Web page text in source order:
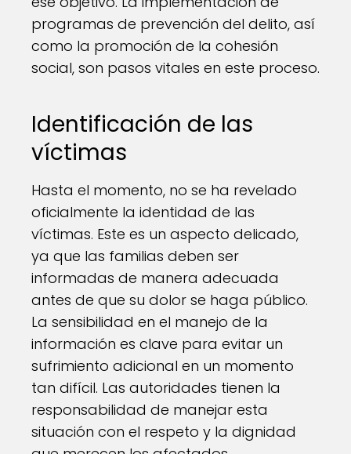
programas de prevención del delito, así
como la promoción de la cohesión
social, son pasos vitales en este proceso.
Identificación de las
víctimas
Hasta el momento, no se ha revelado
oficialmente la identidad de las
víctimas. Este es un aspecto delicado,
ya que las familias deben ser
informadas de manera adecuada
antes de que su dolor se haga público.
La sensibilidad en el manejo de la
información es clave para evitar un
sufrimiento adicional en un momento
tan difícil. Las autoridades tienen la
responsabilidad de manejar esta
situación con el respeto y la dignidad